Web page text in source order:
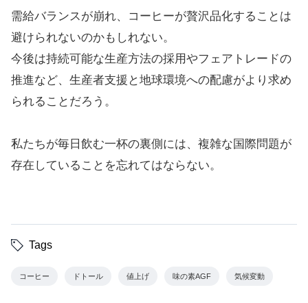
需給バランスが崩れ、コーヒーが贅沢品化することは
避けられないのかもしれない。
今後は持続可能な生産方法の採用やフェアトレードの
推進など、生産者支援と地球環境への配慮がより求め
られることだろう。
私たちが毎日飲む一杯の裏側には、複雑な国際問題が
存在していることを忘れてはならない。
Tags
コーヒー ドトール 値上げ 味の素AGF 気候変動